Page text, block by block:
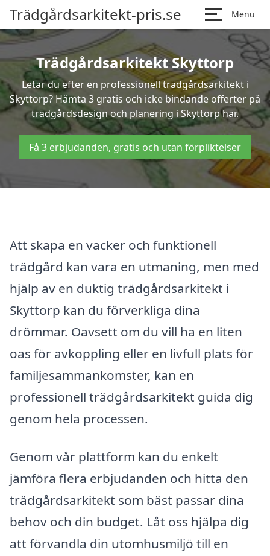
Trädgårdsarkitekt-pris.se Menu
Trädgårdsarkitekt Skyttorp
Letar du efter en professionell trädgårdsarkitekt i
Skyttorp? Hämta 3 gratis och icke bindande offerter på
trädgårdsdesign och planering i Skyttorp här.
Få 3 erbjudanden, gratis och utan förpliktelser
Att skapa en vacker och funktionell
trädgård kan vara en utmaning, men med
hjälp av en duktig trädgårdsarkitekt i
Skyttorp kan du förverkliga dina
drömmar. Oavsett om du vill ha en liten
oas för avkoppling eller en livfull plats för
familjesammankomster, kan en
professionell trädgårdsarkitekt guida dig
genom hela processen.
Genom vår plattform kan du enkelt
jämföra flera erbjudanden och hitta den
trädgårdsarkitekt som bäst passar dina
behov och din budget. Låt oss hjälpa dig
att förvandla din utomhusmiljö till en